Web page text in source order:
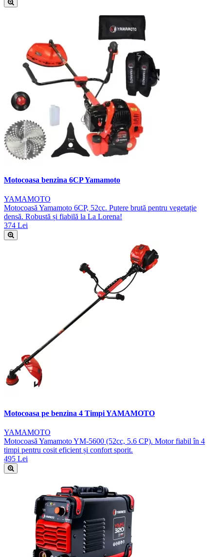
Motocoasa benzina 6CP Yamamoto
YAMAMOTO
Motocoasă Yamamoto 6CP, 52cc. Putere brută pentru vegetație
densă. Robustă și fiabilă la La Lorena!
374 Lei
Motocoasa pe benzina 4 Timpi YAMAMOTO
YAMAMOTO
Motocoasă Yamamoto YM-5600 (52cc, 5.6 CP). Motor fiabil în 4
timpi pentru cosit eficient și confort sporit.
495 Lei